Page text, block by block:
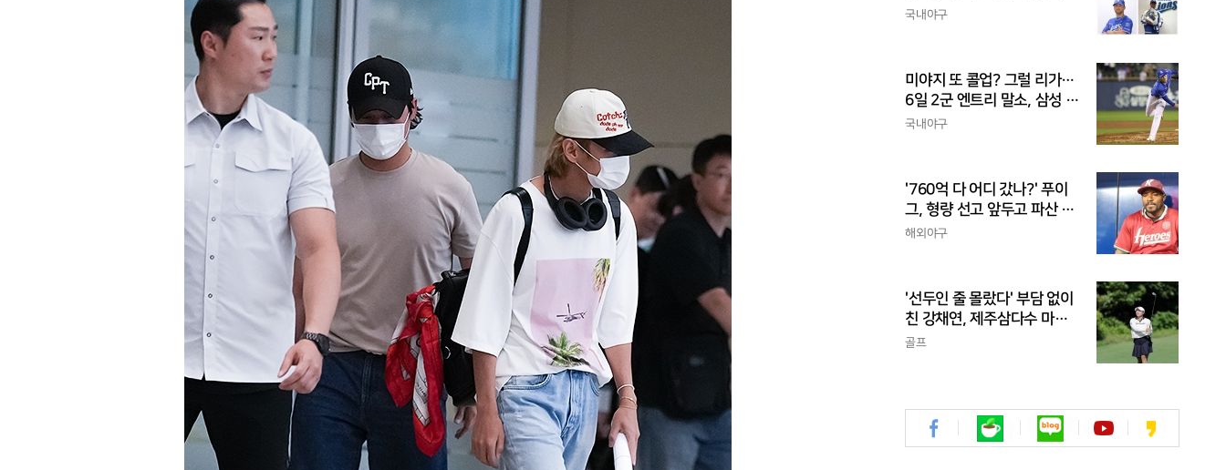
까지, 삼성의 '스펙 만렙' 승부
국내야구
미야지 또 콜업? 그럴 리가…
6일 2군 엔트리 말소, 삼성 새
아시아쿼터 찾았나
국내야구
'760억 다 어디 갔나?' 푸이
그, 형량 선고 앞두고 파산 신
청
해외야구
'선두인 줄 몰랐다' 부담 없이
친 강채연, 제주삼다수 마스
터스 2R 단독 선두
골프